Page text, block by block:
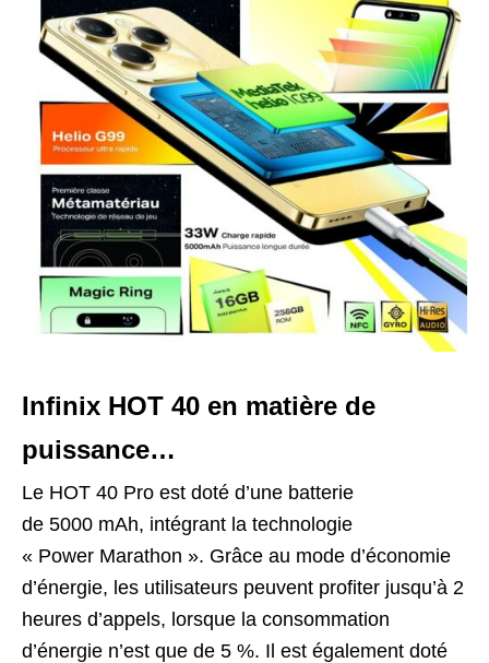
Infinix HOT 40 en matière de
puissance…
Le HOT 40 Pro est doté d’une batterie
de 5000 mAh, intégrant la technologie
« Power Marathon ». Grâce au mode d’économie
d’énergie, les utilisateurs peuvent profiter jusqu’à 2
heures d’appels, lorsque la consommation
d’énergie n’est que de 5 %. Il est également doté